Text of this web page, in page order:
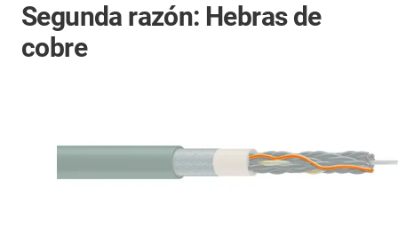
Segunda razón: Hebras de
cobre